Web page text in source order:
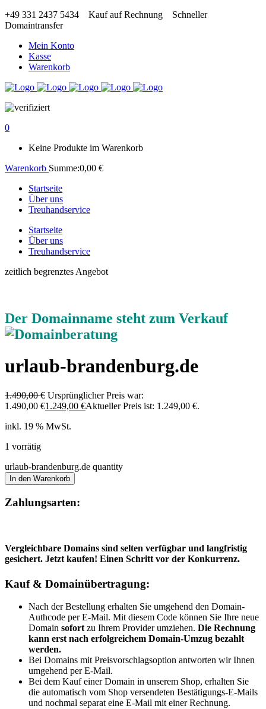
+49 331 2437 5434 Kauf auf Rechnung
Schneller
Domaintransfer
Mein Konto
Kasse
Warenkorb
0
Keine Produkte im Warenkorb
Warenkorb Summe:0,00 €
Startseite
Über uns
Treuhandservice
Startseite
Über uns
Treuhandservice
zeitlich begrenztes Angebot
Der Domainname steht zum Verkauf
urlaub-brandenburg.de
1.490,00€ Ursprünglicher Preis war:
1.490,00 €1.249,00 €Aktueller Preis ist: 1.249,00 €.
inkl. 19 % MwSt.
1 vorrätig
urlaub-brandenburg.de quantity
In den Warenkorb
Zahlungsarten:
Vergleichbare Domains sind selten verfügbar und langfristig
gesichert. Jetzt kaufen! Einen Schritt vor der Konkurrenz.
Kauf & Domainübertragung:
Nach der Bestellung erhalten Sie umgehend den Domain-
Authcode per E-Mail. Mit diesem Code können Sie Ihre neue
Domain sofortzu Ihrem Provider umziehen. Die Rechnung
kann erst nach erfolgreichem Domain-Umzug bezahlt
werden.
Bei Domains mit Preisvorschlagsoption antworten wir Ihnen
umgehend per E-Mail.
Bei dem Kauf einer Domain in unserem Shop, erhalten Sie
die automatisch vom Shop versendeten Bestätigungs-E-Mails
und nochmal separat eine E-Mail mit einer Rechnung.